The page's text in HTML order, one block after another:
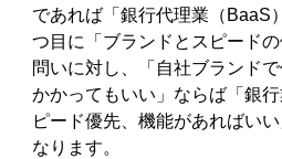
であれば「銀行代理業（BaaS
つ目に「ブランドとスピード
問いに対し、「自社ブランド
かかってもいい」ならば「銀
ピード優先、機能があればい
なります。